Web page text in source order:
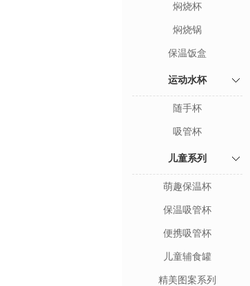
焖烧杯
焖烧锅
保温饭盒
运动水杯
随手杯
吸管杯
儿童系列
萌趣保温杯
保温吸管杯
便携吸管杯
儿童辅食罐
精美图案系列